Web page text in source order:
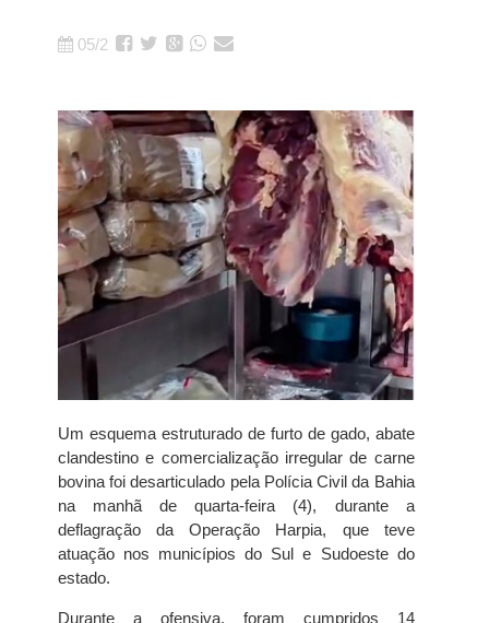
05/2
Um esquema estruturado de furto de gado, abate
clandestino e comercialização irregular de carne
bovina foi desarticulado pela Polícia Civil da Bahia
na manhã de quarta-feira (4), durante a
deflagração da Operação Harpia, que teve
atuação nos municípios do Sul e Sudoeste do
estado.
Durante a ofensiva, foram cumpridos 14